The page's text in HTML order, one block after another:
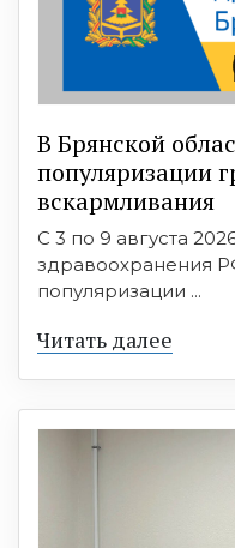
В Брянской
популяризации
вскармливания
С 3 по 9 августа
здравоохранения
популяризации ...
Читать далее